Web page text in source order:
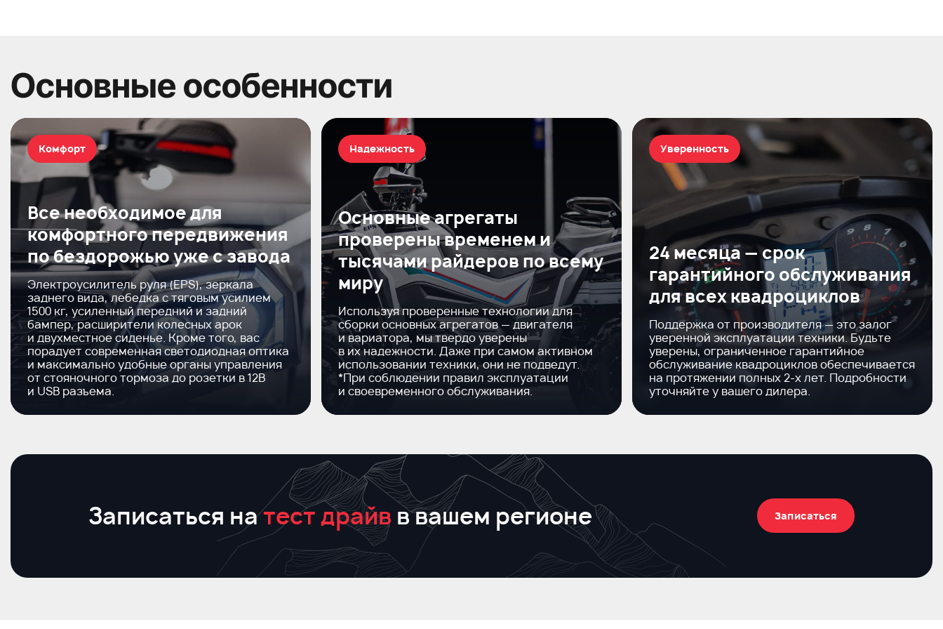
Основные особенности
Все необходимое для
комфортного передвижения
по бездорожью уже с завода
Электроусилитель руля (EPS), зеркала
заднего вида, лебедка с тяговым усилием
1500 кг, усиленный передний и задний
бампер, расширители колесных арок
и двухместное сиденье. Кроме того, вас
порадует современная светодиодная оптика
и максимально удобные органы управления
от стояночного тормоза до розетки в 12В
и USB разъема.
Комфорт
Основные агрегаты
проверены временем и
тысячами райдеров по всему
миру
Используя проверенные технологии для
сборки основных агрегатов — двигателя
и вариатора, мы твердо уверены
в их надежности. Даже при самом активном
использовании техники, они не подведут.
*При соблюдении правил эксплуатации
и своевременного обслуживания.
Надежность
24 месяца — срок
гарантийного обслуживания
для всех квадроциклов
Поддержка от производителя — это залог
уверенной эксплуатации техники. Будьте
уверены, ограниченное гарантийное
обслуживание квадроциклов обеспечивается
на протяжении полных2-хлет. Подробности
уточняйте у вашего дилера.
Уверенность
Записаться натест драйв в вашем регионе Записаться